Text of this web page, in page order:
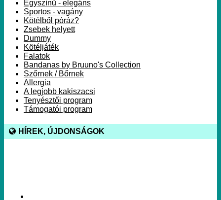
Egyszínű - elegáns
Sportos - vagány
Kötélből póráz?
Zsebek helyett
Dummy
Kötéljáték
Falatok
Bandanas by Bruuno's Collection
Szőrnek / Bőrnek
Allergia
A legjobb kakiszacsi
Tenyésztői program
Támogatói program
HÍREK, ÚJDONSÁGOK